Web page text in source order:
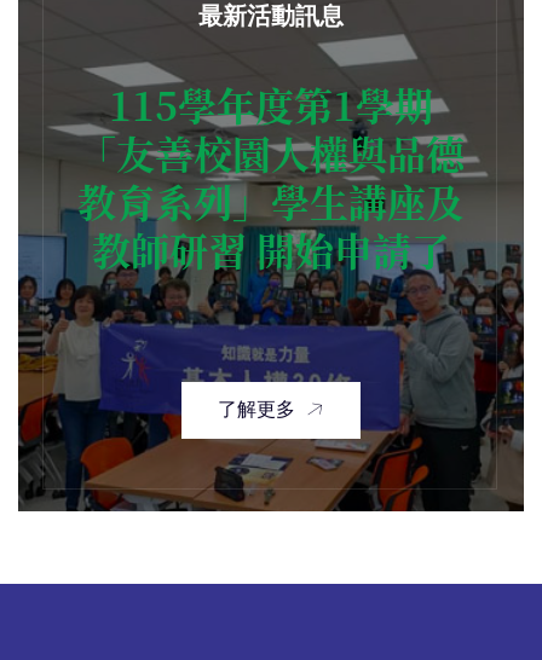
最新活動訊息
115學年度第1學期
「友善校園人權與品德
教育系列」學生講座及
教師研習 開始申請了
了解更多